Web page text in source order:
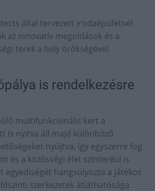
által tervezett irodaépületnél
az innovatív megoldások és a
terek a hely örökségével.
is rendelkezésre
multifunkcionális kert a
is nyitva áll majd különböző
nyújtva, így egyszerre fog
és a közösségi élet színteréül is
egyediségét hangsúlyozza a játékos
szerkezetek átláthatósága